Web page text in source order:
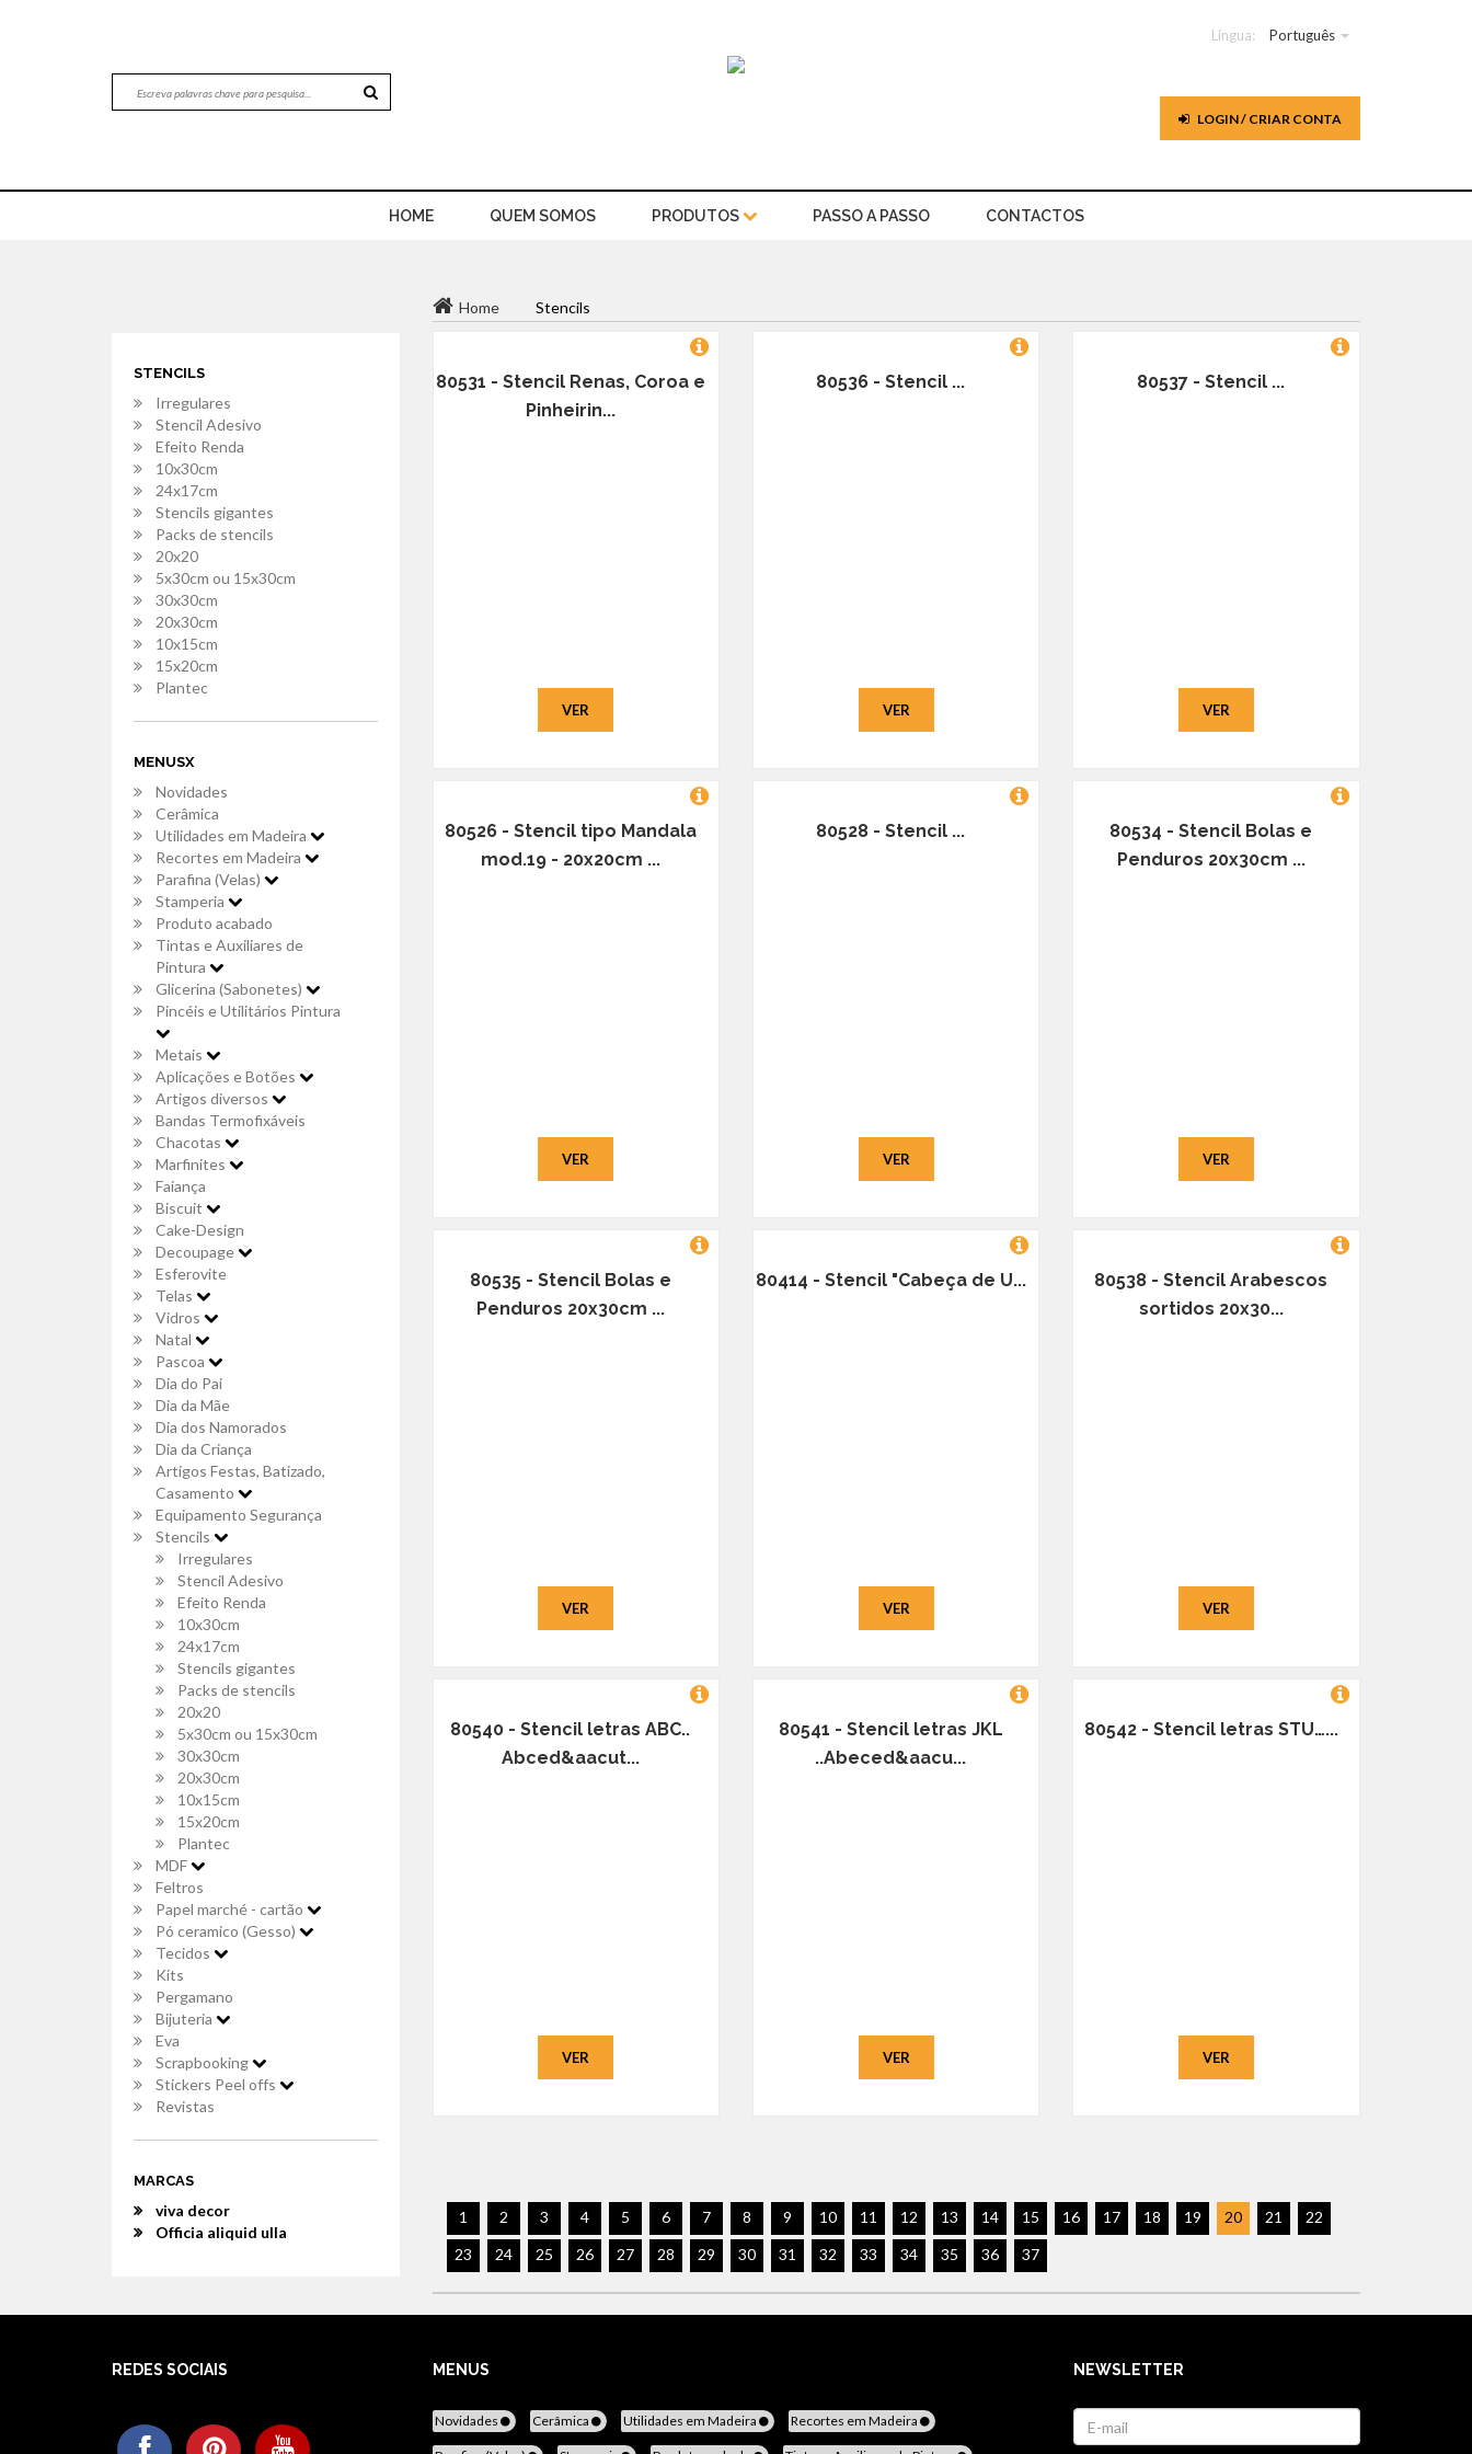
Língua: Português
LOGIN / CRIAR CONTA
HOME QUEM SOMOS PRODUTOS PASSO A PASSO CONTACTOS
STENCILS
Irregulares
Stencil Adesivo
Efeito Renda
10x30cm
24x17cm
Stencils gigantes
Packs de stencils
20x20
5x30cm ou 15x30cm
30x30cm
20x30cm
10x15cm
15x20cm
Plantec
MENUSX
Novidades
Cerâmica
Utilidades em Madeira
Recortes em Madeira
Parafina (Velas)
Stamperia
Produto acabado
Tintas e Auxiliares de
Pintura
Glicerina (Sabonetes)
Pincéis e Utilitários Pintura
Metais
Aplicações e Botões
Artigos diversos
Bandas Termofixáveis
Chacotas
Marfinites
Faiança
Biscuit
Cake-Design
Decoupage
Esferovite
Telas
Vidros
Natal
Pascoa
Dia do Pai
Dia da Mãe
Dia dos Namorados
Dia da Criança
Artigos Festas, Batizado,
Casamento
Equipamento Segurança
Stencils
Irregulares
Stencil Adesivo
Efeito Renda
10x30cm
24x17cm
Stencils gigantes
Packs de stencils
20x20
5x30cm ou 15x30cm
30x30cm
20x30cm
10x15cm
15x20cm
Plantec
MDF
Feltros
Papel marché - cartão
Pó ceramico (Gesso)
Tecidos
Kits
Pergamano
Bijuteria
Eva
Scrapbooking
Stickers Peel offs
Revistas
MARCAS
viva decor
Officia aliquid ulla
Home Stencils
80531 - Stencil Renas, Coroa e
Pinheirin...
VER
80536 - Stencil ...
VER
80537 - Stencil ...
VER
80526 - Stencil tipo Mandala
mod.19 - 20x20cm ...
VER
80528 - Stencil ...
VER
80534 - Stencil Bolas e
Penduros 20x30cm ...
VER
80535 - Stencil Bolas e
Penduros 20x30cm ...
VER
80414 - Stencil "Cabeça de U...
VER
80538 - Stencil Arabescos
sortidos 20x30...
VER
80540 - Stencil letras ABC..
Abced&aacut...
VER
80541 - Stencil letras JKL
..Abeced&aacu...
VER
80542 - Stencil letras STU…...
VER
1 2 3 4 5 6 7 8 9 10 11 12 13 14 15 16 17 18 19 20 21
22
23
24 25 26 27 28 29 30 31 32 33 34 35 36 37
REDES SOCIAIS MENUS
Novidades Cerâmica Utilidades em Madeira Recortes em Madeira
NEWSLETTER